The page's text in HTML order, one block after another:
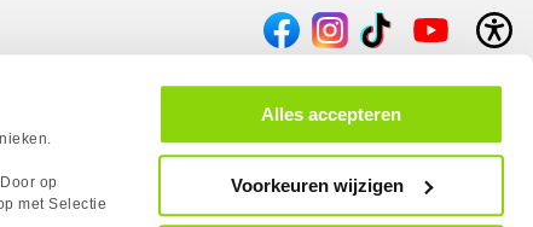
op
met Selectie
Alles accepteren
Voorkeuren wijzigen